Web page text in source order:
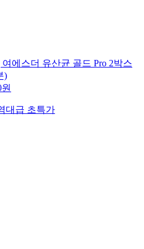
에스더 유산균 골드 Pro 2박스
)
대급 초특가